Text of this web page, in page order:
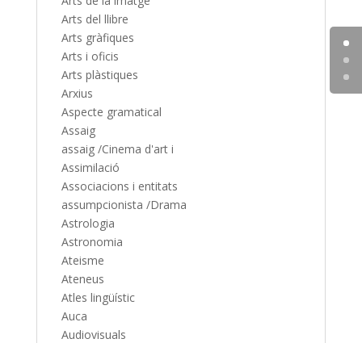
Arts del llibre
Arts gràfiques
Arts i oficis
Arts plàstiques
Arxius
Aspecte gramatical
Assaig
assaig /Cinema d'art i
Assimilació
Associacions i entitats
assumpcionista /Drama
Astrologia
Astronomia
Ateisme
Ateneus
Atles lingüístic
Auca
Audiovisuals